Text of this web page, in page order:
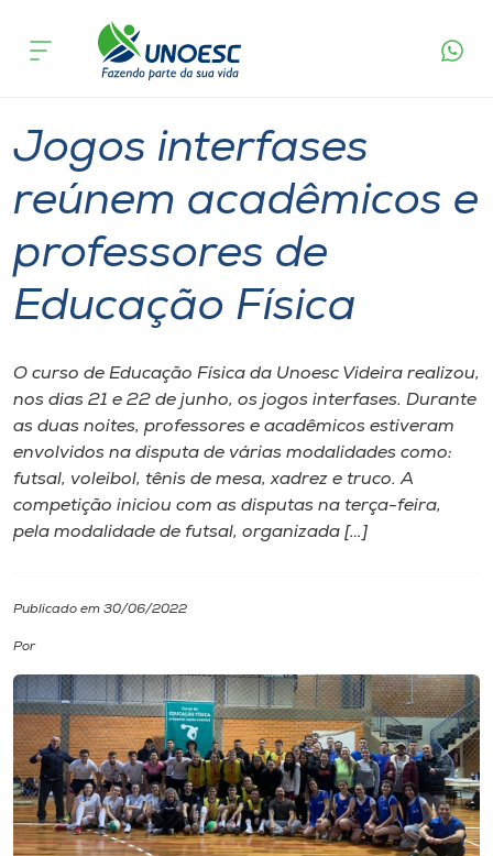
Cursos
Pesquisa
Atendimento ao Estudante
Portal de Ensino
A
Internacionalização
I.nova
Diplomados
Cultura
CPA
Biblioteca
acontece
Jogos interfases
reúnem acadêmicos e
professores de
Educação Física
O curso de Educação Física da Unoesc Videira realizou,
nos dias 21 e 22 de junho, os jogos interfases. Durante
as duas noites, professores e acadêmicos estiveram
envolvidos na disputa de várias modalidades como:
futsal, voleibol, tênis de mesa, xadrez e truco. A
competição iniciou com as disputas na terça-feira,
pela modalidade de futsal, organizada […]
Publicado em 30/06/2022
Por